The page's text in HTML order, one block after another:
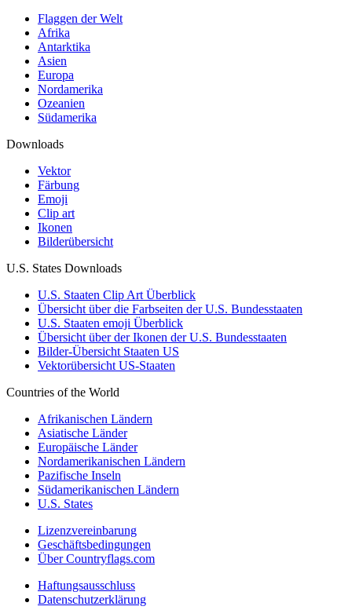
Flaggen der Welt
Afrika
Antarktika
Asien
Europa
Nordamerika
Ozeanien
Südamerika
Downloads
Vektor
Färbung
Emoji
Clip art
Ikonen
Bilderübersicht
U.S. States Downloads
U.S. Staaten Clip Art Überblick
Übersicht über die Farbseiten der U.S. Bundesstaaten
U.S. Staaten emoji Überblick
Übersicht über der Ikonen der U.S. Bundesstaaten
Bilder-Übersicht Staaten US
Vektorübersicht US-Staaten
Countries of the World
Afrikanischen Ländern
Asiatische Länder
Europäische Länder
Nordamerikanischen Ländern
Pazifische Inseln
Südamerikanischen Ländern
U.S. States
Lizenzvereinbarung
Geschäftsbedingungen
Über Countryflags.com
Haftungsausschluss
Datenschutzerklärung